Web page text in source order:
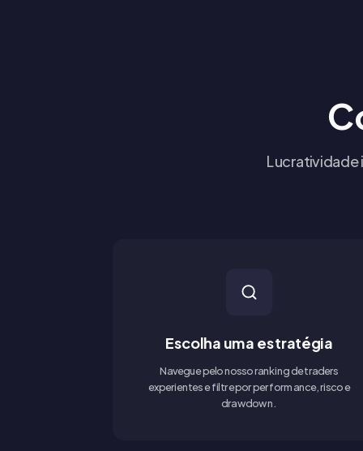
Lucratividade
Escolha uma estratégia
Navegue pelo nosso ranking de traders
experientes e filtre por performance, risco e
drawdown.